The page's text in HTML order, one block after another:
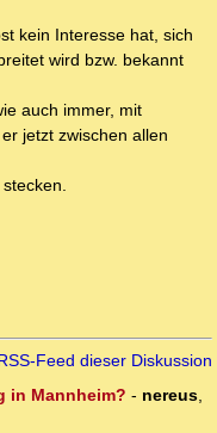
kein Interesse hat, sich
wird bzw. bekannt
auch immer, mit
jetzt zwischen allen
Feed dieser Diskussion
in Mannheim? - nereus,